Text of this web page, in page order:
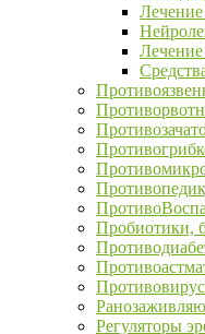
Лечение
Пробиотики,
Регуляторы